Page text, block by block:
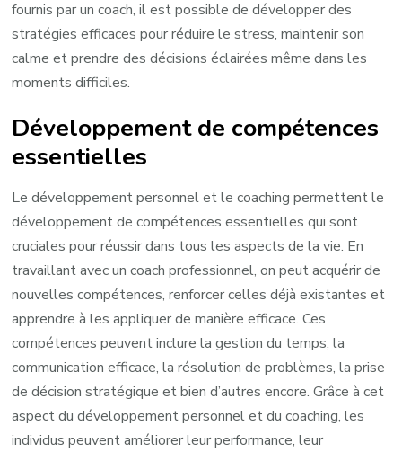
fournis par un coach, il est possible de développer des
stratégies efficaces pour réduire le stress, maintenir son
calme et prendre des décisions éclairées même dans les
moments difficiles.
Développement de compétences
essentielles
Le développement personnel et le coaching permettent le
développement de compétences essentielles qui sont
cruciales pour réussir dans tous les aspects de la vie. En
travaillant avec un coach professionnel, on peut acquérir de
nouvelles compétences, renforcer celles déjà existantes et
apprendre à les appliquer de manière efficace. Ces
compétences peuvent inclure la gestion du temps, la
communication efficace, la résolution de problèmes, la prise
de décision stratégique et bien d’autres encore. Grâce à cet
aspect du développement personnel et du coaching, les
individus peuvent améliorer leur performance, leur